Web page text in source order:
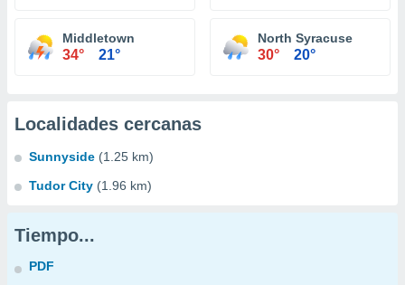
Middletown
34° 21°
North Syracuse
30° 20°
Localidades cercanas
Sunnyside (1.25 km)
Tudor City (1.96 km)
Tiempo...
PDF